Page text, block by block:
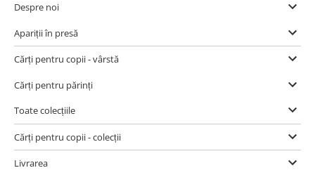
Despre noi
Apariții în presă
Cărți pentru copii - vârstă
Cărți pentru părinți
Toate colecțiile
Cărți pentru copii - colecții
Livrarea